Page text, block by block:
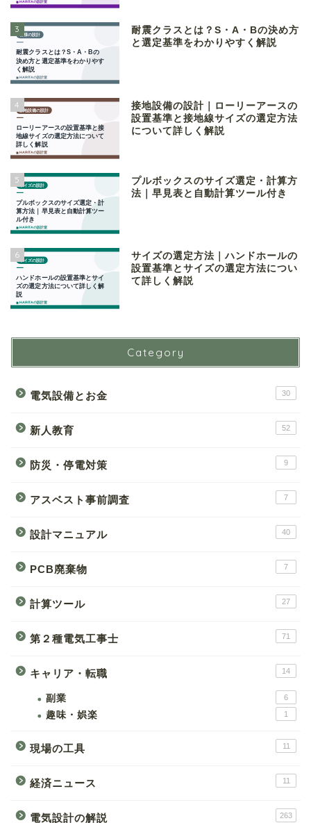
3
耐震クラスとは？S・A・Bの決め方
と選定基準をわかりやすく解説
4
接地設備の設計｜ローリーアースの
設置基準と接地線サイズの選定方法
について詳しく解説
5
プルボックスのサイズ選定・計算方
法｜早見表と自動計算ツール付き
6
サイズの選定方法｜ハンドホールの
設置基準とサイズの選定方法につい
て詳しく解説
Category
電気設備とお金 30
新人教育 52
防災・停電対策 9
アスベスト事前調査 7
設計マニュアル 40
PCB廃棄物 7
計算ツール 27
第２種電気工事士 71
キャリア・転職 14
副業 6
趣味・娯楽 1
現場の工具 11
経済ニュース 11
電気設計の解説 263